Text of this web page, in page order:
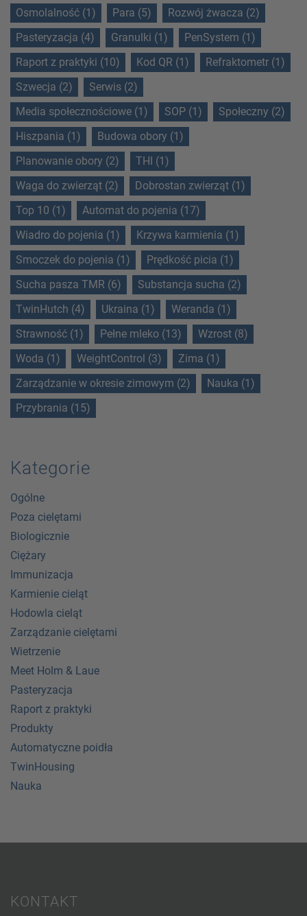
Osmolalność (1) Para (5)
Rozwój żwacza (2)
Pasteryzacja (4)
Granulki (1)
PenSystem (1)
Raport z praktyki (10)
Kod QR (1)
Refraktometr (1)
Szwecja (2)
Serwis (2)
Media społecznościowe (1)
SOP (1)
Społeczny (2)
Hiszpania (1)
Budowa obory (1)
Planowanie obory (2)
THI (1)
Waga do zwierząt (2)
Dobrostan zwierząt (1)
Top 10 (1)
Automat do pojenia (17)
Wiadro do pojenia (1)
Krzywa karmienia (1)
Smoczek do pojenia (1)
Prędkość picia (1)
Sucha pasza TMR (6)
Substancja sucha (2)
TwinHutch (4)
Ukraina (1)
Weranda (1)
Strawność (1)
Pełne mleko (13)
Wzrost (8)
Woda (1)
WeightControl (3)
Zima (1)
Zarządzanie w okresie zimowym (2)
Nauka (1)
Przybrania (15)
Kategorie
Ogólne
Poza cielętami
Biologicznie
Ciężary
Immunizacja
Karmienie cieląt
Hodowla cieląt
Zarządzanie cielętami
Wietrzenie
Meet Holm & Laue
Pasteryzacja
Raport z praktyki
Produkty
Automatyczne poidła
TwinHousing
Nauka
KONTAKT